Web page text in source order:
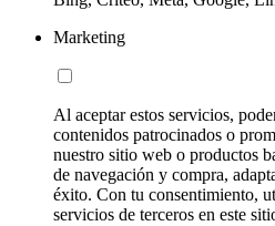
Marketing
Al aceptar estos servicios,
contenidos patrocinados o
nuestro sitio web o productos
de navegación y compra,
éxito. Con tu consentimiento,
servicios de terceros en este